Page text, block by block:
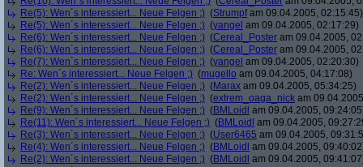
Re(5): Wen´s interessiert... Neue Felgen ;) (Strumpfam 09.04.2005, 02:15:45)
Re(5): Wen´s interessiert... Neue Felgen ;) (yangel am 09.04.2005, 02:17:29)
Re(6): Wen´s interessiert... Neue Felgen ;) (Cereal_Poster am 09.04.2005,
Re(6): Wen´s interessiert... Neue Felgen ;) (Cereal_Poster am 09.04.2005,
Re(7): Wen´s interessiert... Neue Felgen ;) (yangel am 09.04.2005, 02:20:30)
Re: Wen´s interessiert... Neue Felgen ;) (mugello am 09.04.2005, 04:17:08)
Re(2): Wen´s interessiert... Neue Felgen ;) (Marax am 09.04.2005, 05:34:25)
Re(2): Wen´s interessiert... Neue Felgen ;) (extrem_oaga_nick am
Re(9): Wen´s interessiert... Neue Felgen ;) (BMLoidl am 09.04.2005,
Re(11): Wen´s interessiert... Neue Felgen ;) (BMLoidl am 09.04.2005,
Re(3): Wen´s interessiert... Neue Felgen ;) (User6465 am 09.04.2005,
Re(4): Wen´s interessiert... Neue Felgen ;) (BMLoidl am 09.04.2005,
Re(2): Wen´s interessiert... Neue Felgen ;) (BMLoidl am 09.04.2005,